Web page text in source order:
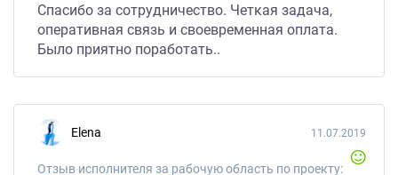
Спасибо за сотрудничество. Четкая задача,
оперативная связь и своевременная оплата.
Было приятно поработать..
Elena
Отзыв исполнителя за рабочую область по проекту:
11.07.2019